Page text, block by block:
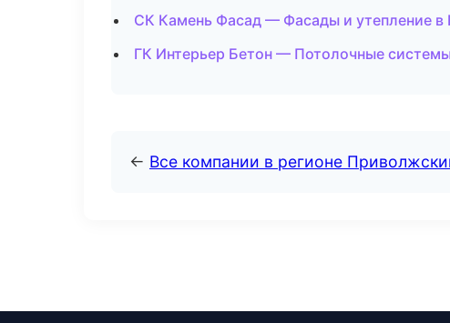
СК Камень Фасад — Фасады и утепление в
ГК Интерьер Бетон — Потолочные
← Все компании в регионе